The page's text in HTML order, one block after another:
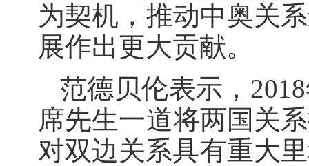
为契机，推动中奥关
展作出更大贡献。
范德贝伦表示，
席先生一道将两国关
对双边关系具有重大